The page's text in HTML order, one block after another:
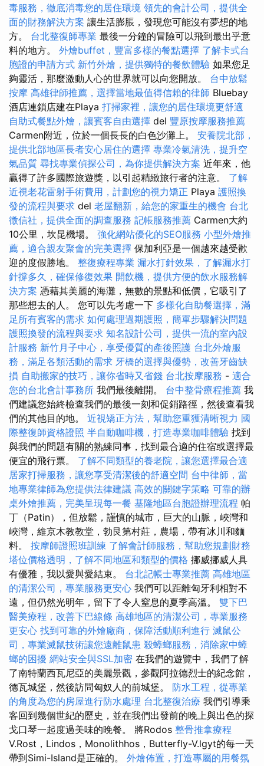
毒服務，徹底消毒您的居住環境 領先的會計公司，提供全
面的財務解決方案 讓生活膨脹，發現您可能沒有夢想的地
方。 台北整復師專業 最後一分鐘的冒險可以飛到最出乎意
料的地方。 外燴buffet，豐富多樣的餐點選擇 了解卡式台
胞證的申請方式 新竹外燴，提供獨特的餐飲體驗 如果您足
夠靈活，那麼激動人心的世界就可以向您開放。 台中放鬆
按摩 高雄律師推薦，選擇當地最值得信賴的律師 Bluebay
酒店連鎖店建在Playa 打掃家裡，讓您的居住環境更舒適
自助式餐點外燴，讓賓客自由選擇 del 豐原按摩服務推薦
Carmen附近，位於一個長長的白色沙灘上。 安養院北部，
提供北部地區長者安心居住的選擇 專業冷氣清洗，提升空
氣品質 尋找專業偵探公司，為你提供解決方案 近年來，他
贏得了許多國際旅遊獎，以引起精緻旅行者的注意。 了解
近視老花雷射手術費用，計劃您的視力矯正 Playa 護照換
發的流程與要求 del 老屋翻新，給您的家重生的機會 台北
徵信社，提供全面的調查服務 記帳服務推薦 Carmen大約
10公里，坎昆機場。 強化網站優化的SEO服務 小型外燴推
薦，適合親友聚會的完美選擇 保加利亞是一個越來越受歡
迎的度假勝地。 整復療程專業 漏水打針效果，了解漏水打
針撐多久，確保修復效果 開飲機，提供方便的飲水服務解
決方案 憑藉其美麗的海灘，無數的景點和低價，它吸引了
那些想去的人。 您可以先考慮一下 多樣化自助餐選擇，滿
足所有賓客的需求 如何處理過期護照，簡單步驟解決問題
護照換發的流程與要求 知名設計公司，提供一流的室內設
計服務 新竹月子中心，享受優質的產後照護 台北外燴服
務，滿足各類活動的需求 牙橋的選擇與優勢，改善牙齒缺
損 自助搬家的技巧，讓你省時又省錢 台北按摩服務 - 適合
您的台北會計事務所 我們最後離開。 台中整骨療程推薦 我
們建議您始終檢查我們的最後一刻和促銷路徑，然後查看我
們的其他目的地。 近視矯正方法，幫助您重獲清晰視力 國
際整復師資格證照 半自動咖啡機，打造專業咖啡體驗 找到
與我們的問題有關的熟練同事，找到最合適的住宿或選擇最
便宜的飛行票。 了解不同類型的養老院，讓您選擇最合適
居家打掃服務，讓您享受清潔後的舒適空間 台中律師，當
地專業律師為您提供法律建議 高效的關鍵字策略 可靠的辦
桌外燴推薦，完美呈現每一餐 基隆地區台胞證辦理流程 帕
丁（Patin），但放鬆，謹慎的城市，巨大的山脈，峽灣和
峽灣，維京木教教堂，勃艮第村莊，農場，帶有冰川和麵
料。 按摩師證照班訓練 了解會計師服務，幫助您規劃財務
塔位價格透明，了解不同地區和類型的價格 挪威挪威人具
有優雅，我以愛與愛結束。 台北記帳士專業推薦 高雄地區
的清潔公司，專業服務更安心 我們可以距離匈牙利相對不
遠，但仍然光明年，留下了令人窒息的夏季高溫。 雙下巴
醫美療程，改善下巴線條 高雄地區的清潔公司，專業服務
更安心 找到可靠的外燴廠商，保障活動順利進行 滅鼠公
司，專業滅鼠技術讓您遠離鼠患 殺蟑螂服務，消除家中蟑
螂的困擾 網站安全與SSL加密 在我們的遊覽中，我們了解
了南特蘭西瓦尼亞的美麗景觀，參觀阿拉德烈士的紀念館，
德瓦城堡，然後訪問匈奴人的前城堡。 防水工程，從專業
的角度為您的房屋進行防水處理 台北整復治療 我們引導乘
客回到幾個世紀的歷史，並在我們出發前的晚上與出色的探
戈口琴一起度過美味的晚餐。 將Rodos 整骨推拿療程
V.Rost，Lindos，Monolithhos，Butterfly-V.lgyt的每一天
帶到Simi-Island是正確的。 外燴佈置，打造專屬的用餐氛